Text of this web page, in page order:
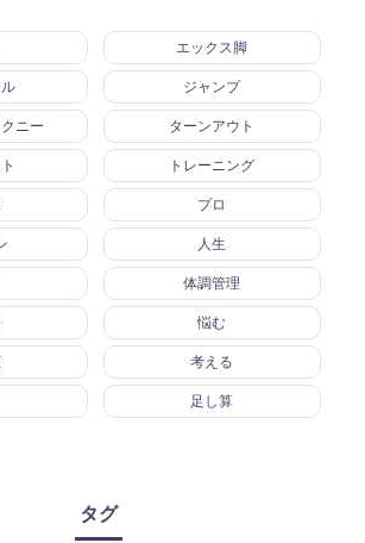
エックス脚
ジャンプ
ニー ターンアウト
トレーニング
プロ
人生
体調管理
悩む
考える
足し算
タグ